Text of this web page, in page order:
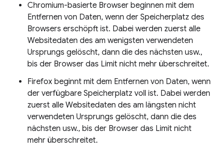
Chromium-basierte Browser beginnen mit dem
Entfernen von Daten, wenn der Speicherplatz des
Browsers erschöpft ist. Dabei werden zuerst alle
Websitedaten des am wenigsten verwendeten
Ursprungs gelöscht, dann die des nächsten usw.,
bis der Browser das Limit nicht mehr überschreitet.
Firefox beginnt mit dem Entfernen von Daten, wenn
der verfügbare Speicherplatz voll ist. Dabei werden
zuerst alle Websitedaten des am längsten nicht
verwendeten Ursprungs gelöscht, dann die des
nächsten usw., bis der Browser das Limit nicht
mehr überschreitet.